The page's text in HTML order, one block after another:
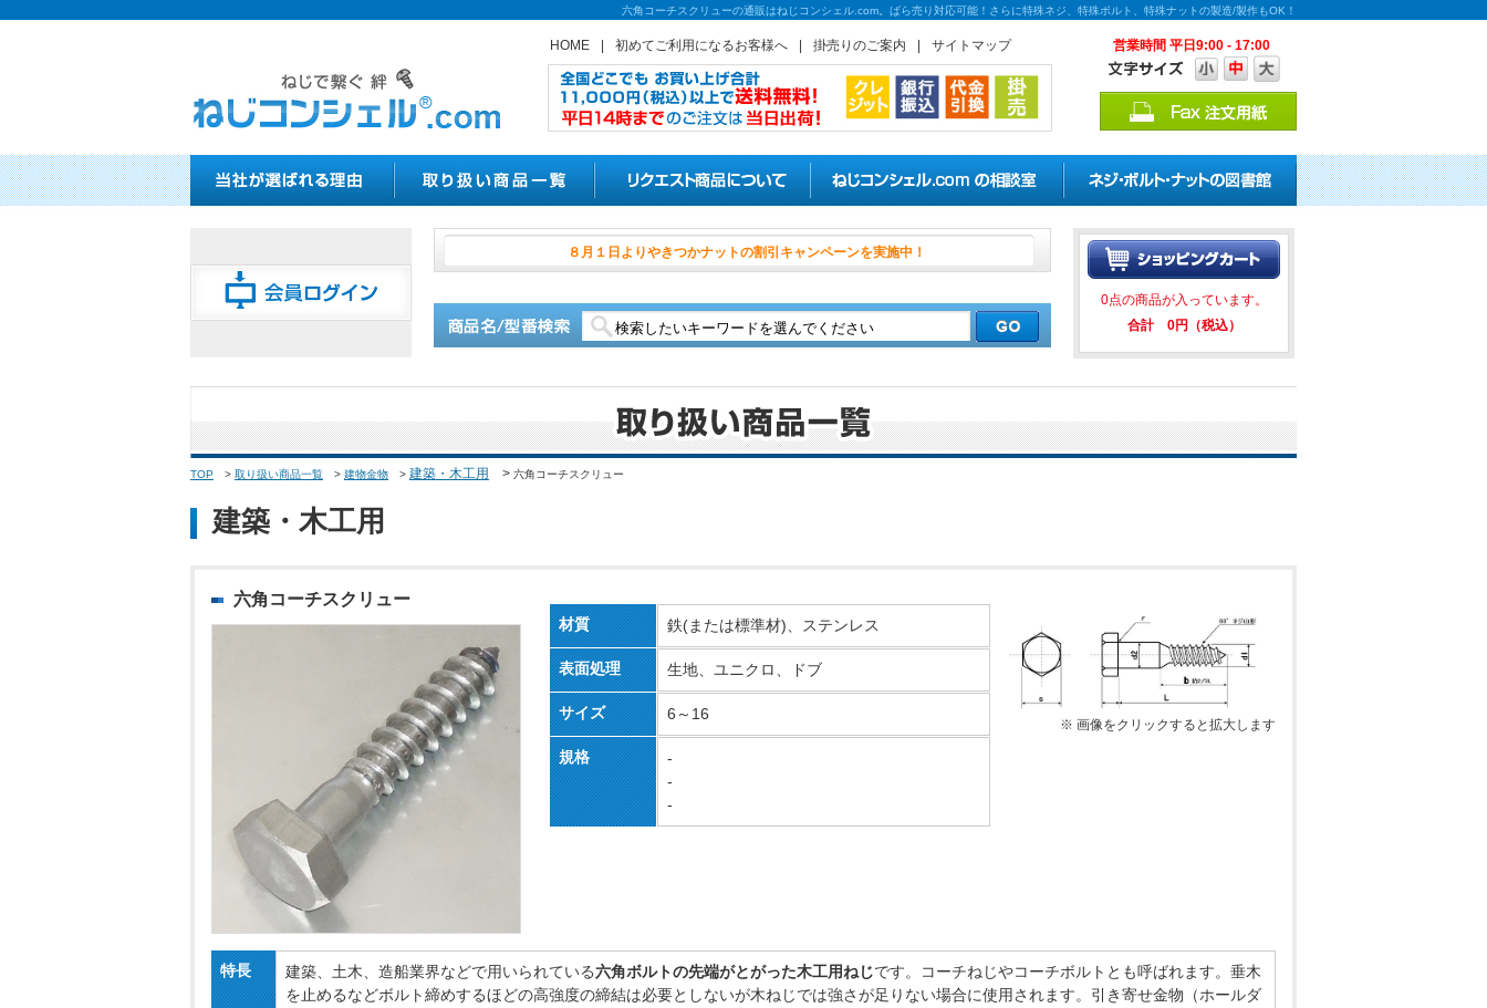
六角コーチスクリューの通販はねじコンシェル.com。ばら売り対応可能！さらに特殊ネジ、特殊ボルト、特殊ナットの製造/製作もOK！
HOME 初めてご利用になるお客様へ 掛売りのご案内 サイトマップ 営業時間 平日9:00 - 17:00
８月１日よりやきつかナットの割引キャンペーンを実施中！
0点の商品が入っています。
合計 0円（税込）
TOP > 取り扱い商品一覧 > 建物金物 > 建築・木工用 > 六角コーチスクリュー
建築・木工用
六角コーチスクリュー
材質 鉄(または標準材)、ステンレス
表面処理 生地、ユニクロ、ドブ
サイズ 6～16
規格
-
-
-
※ 画像をクリックすると拡大します
特長 建築、土木、造船業界などで用いられている六角ボルトの先端がとがった木工用ねじです。コーチねじやコーチボルトとも呼ばれます。垂木
を止めるなどボルト締めするほどの高強度の締結は必要としないが木ねじでは強さが足りない場合に使用されます。引き寄せ金物（ホールダ